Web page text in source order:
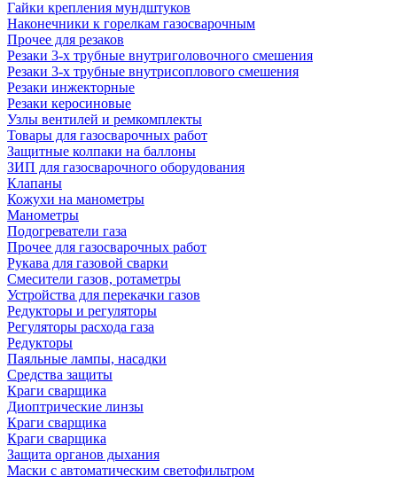
Гайки крепления мундштуков
Наконечники к горелкам газосварочным
Прочее для резаков
Резаки 3-х трубные внутриголовочного смешения
Резаки 3-х трубные внутрисоплового смешения
Резаки инжекторные
Резаки керосиновые
Узлы вентилей и ремкомплекты
Товары для газосварочных работ
Защитные колпаки на баллоны
ЗИП для газосварочного оборудования
Клапаны
Кожухи на манометры
Манометры
Подогреватели газа
Прочее для газосварочных работ
Рукава для газовой сварки
Смесители газов, ротаметры
Устройства для перекачки газов
Редукторы и регуляторы
Регуляторы расхода газа
Редукторы
Паяльные лампы, насадки
Средства защиты
Краги сварщика
Диоптрические линзы
Краги сварщика
Краги сварщика
Защита органов дыхания
Маски с автоматическим светофильтром